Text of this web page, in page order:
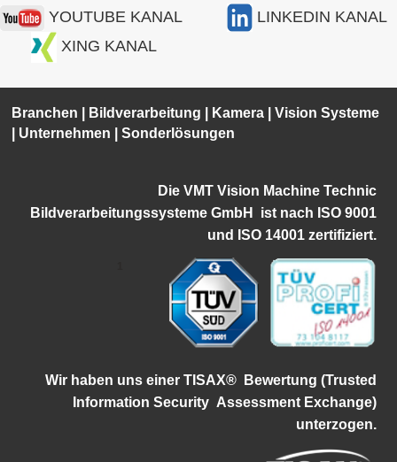
YOUTUBE KANAL
LINKEDIN KANAL
XING KANAL
Branchen Bildverarbeitung Kamera |Vision Systeme
Unternehmen |Sonderlösungen
Die VMT Vision Machine Technic
Bildverarbeitungssysteme GmbH istnach ISO 9001
und ISO 14001 zertifiziert.
Wir haben uns einer TISAX®
Bewertung (Trusted
Information Security Assessment Exchange)
unterzogen.